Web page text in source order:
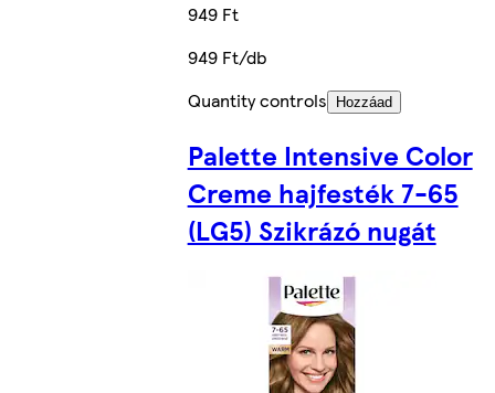
949 Ft
949 Ft/db
Quantity controls
Hozzáad
Palette Intensive Color
Creme hajfesték 7-65
(LG5) Szikrázó nugát